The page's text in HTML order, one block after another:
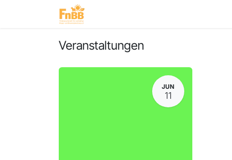
Zum Inhalt springen
Veranstaltungen
JUN
11